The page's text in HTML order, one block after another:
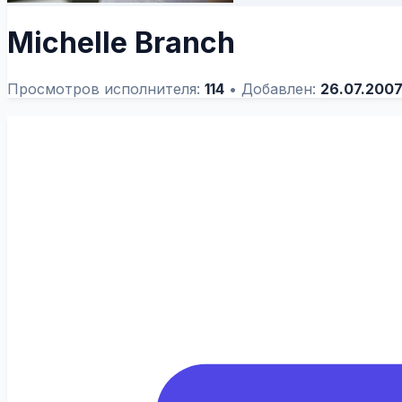
Michelle Branch
Просмотров исполнителя: 114 • Добавлен: 26.07.2007